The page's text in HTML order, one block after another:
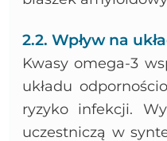
2.2. Wpływ na
Kwasy omega-3
układu
ryzyko infekcji.
uczestniczą w